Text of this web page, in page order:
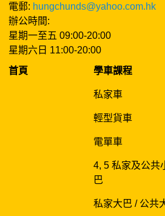
電郵: hungchunds@yahoo.com.hk
辦公時間:
星期一至五 09:00-20:00
星期六日 11:00-20:00
首頁
學車課程
私家車
輕型貨車
電單車
4, 5 私家及公共
巴
私家大巴 / 公共